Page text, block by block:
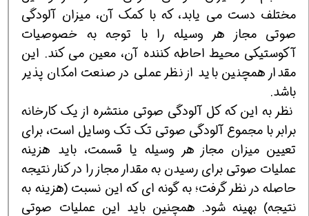
مختلف دست می یابد، که با کمک آن، میزان آلودگی
صوتی مجاز هر وسیله را با توجه به خصوصیات
آکوستیکی محیط احاطه کننده آن، معین می کند. این
مقدار همچنین باید از نظر عملی در صنعت امکان پذیر
باشد.
نظر به این که کل آلودگی صوتی منتشره از یک کارخانه
برابر با مجموع آلودگی صوتی تک تک وسایل است، برای
تعیین میزان مجاز هر وسیله یا قسمت، باید هزینه
عملیات صوتی برای رسیدن به مقدار مجاز را در کنار نتیجه
حاصله در نظر گرفت؛ به گونه ای که این نسبت (هزینه به
نتیجه) بهینه شود. همچنین باید این عملیات صوتی